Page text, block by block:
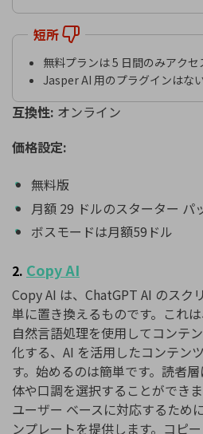
短所
無料プランは 5 日間のみアクセ
Jasper AI 用のプラグインはない
互換性: オンライン
価格設定:
無料版
月額 29 ドルのスターター パ
ボスモードは月額59ドル
2. Copy AI
Copy AI は、ChatGPT AI のスク
単に置き換えるものです。これ
自然言語処理を使用してコンテ
化する、AI を活用したコンテン
す。始めるのは簡単です。読者
体や口調を選択することができ
ユーザー ベースに対応するため
ンプレートを提供します。コピー